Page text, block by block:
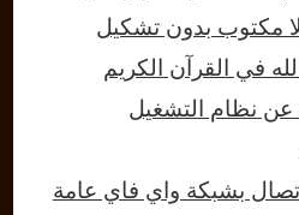
مكتوب بدون تشكيل
في القرآن الكريم
عن نظام التشغيل
بشبكة واي فاي عامة